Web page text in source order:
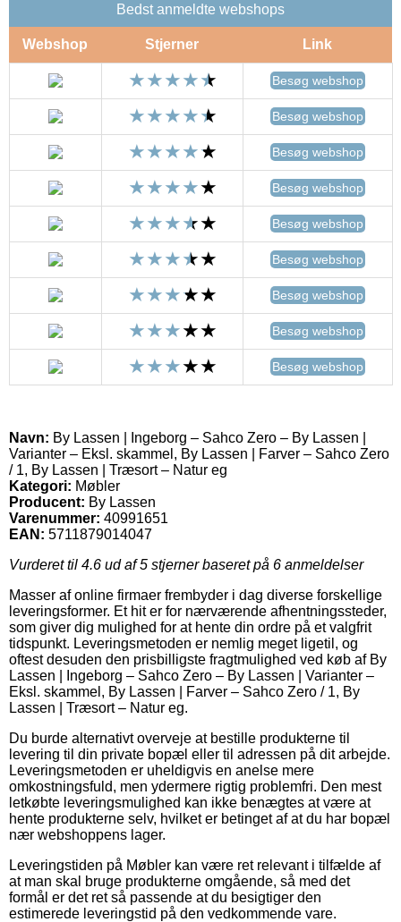
Bedst anmeldte webshops
Webshop Stjerner Link
Besøg webshop
Besøg webshop
Besøg webshop
Besøg webshop
Besøg webshop
Besøg webshop
Besøg webshop
Besøg webshop
Besøg webshop
Navn: By Lassen | Ingeborg – Sahco Zero – By Lassen |
Varianter – Eksl. skammel, By Lassen | Farver – Sahco Zero
/ 1, By Lassen | Træsort – Natur eg
Kategori: Møbler
Producent: By Lassen
Varenummer: 40991651
EAN: 5711879014047
Vurderet til 4.6 ud af 5 stjerner baseret på 6 anmeldelser
Masser af online firmaer frembyder i dag diverse forskellige
leveringsformer. Et hit er for nærværende afhentningssteder,
som giver dig mulighed for at hente din ordre på et valgfrit
tidspunkt. Leveringsmetoden er nemlig meget ligetil, og
oftest desuden den prisbilligste fragtmulighed ved køb af By
Lassen | Ingeborg – Sahco Zero – By Lassen | Varianter –
Eksl. skammel, By Lassen | Farver – Sahco Zero / 1, By
Lassen | Træsort – Natur eg.
Du burde alternativt overveje at bestille produkterne til
levering til din private bopæl eller til adressen på dit arbejde.
Leveringsmetoden er uheldigvis en anelse mere
omkostningsfuld, men ydermere rigtig problemfri. Den mest
letkøbte leveringsmulighed kan ikke benægtes at være at
hente produkterne selv, hvilket er betinget af at du har bopæl
nær webshoppens lager.
Leveringstiden på Møbler kan være ret relevant i tilfælde af
at man skal bruge produkterne omgående, så med det
formål er det ret så passende at du besigtiger den
estimerede leveringstid på den vedkommende vare.